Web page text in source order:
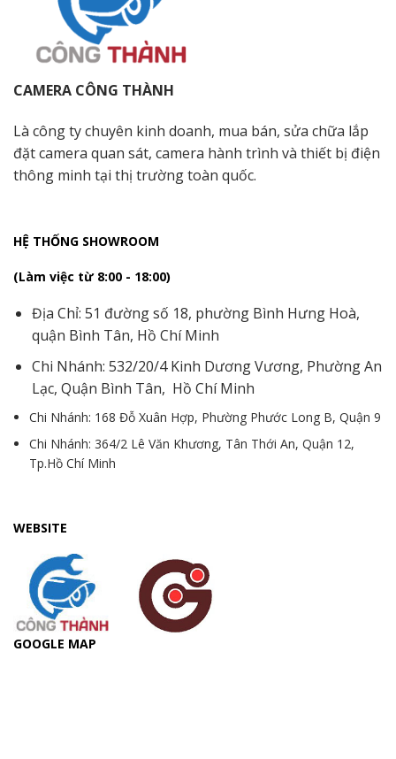
CAMERA CÔNG THÀNH
Là công ty chuyên kinh doanh, mua bán, sửa chữa lắp
đặt camera quan sát, camera hành trình và thiết bị điện
thông minh tại thị trường toàn quốc.
HỆ THỐNG SHOWROOM
(Làm việc từ 8:00 - 18:00)
Địa Chỉ: 51 đường số 18, phường Bình Hưng Hoà,
quận Bình Tân, Hồ Chí Minh
Chi Nhánh: 532/20/4 Kinh Dương Vương, Phường An
Lạc, Quận Bình Tân, Hồ Chí Minh
Chi Nhánh: 168 Đỗ Xuân Hợp, Phường Phước Long B, Quận 9
Chi Nhánh: 364/2 Lê Văn Khương, Tân Thới An, Quận 12,
Tp.Hồ Chí Minh
WEBSITE
GOOGLE MAP